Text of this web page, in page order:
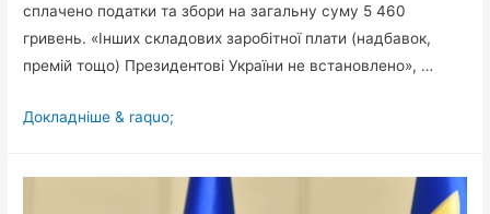
сплачено податки та збори на загальну суму 5 460
гривень. «Інших складових заробітної плати (надбавок,
премій тощо) Президентові України не встановлено», …
Стала
Докладніше & raquo;